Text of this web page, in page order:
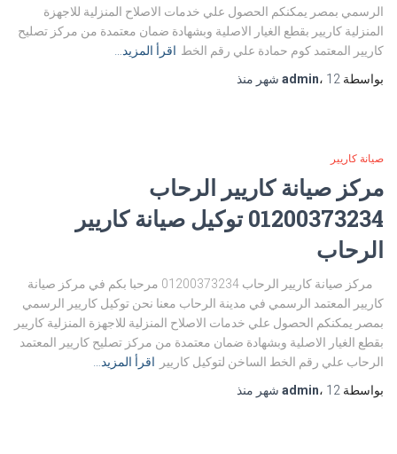
الرسمي بمصر يمكنكم الحصول علي خدمات الاصلاح المنزلية للاجهزة
المنزلية كاريير بقطع الغيار الاصلية وبشهادة ضمان معتمدة من مركز تصليح
كاريير المعتمد كوم حمادة علي رقم الخط اقرأ المزيد…
بواسطة
admin، 12 شهر منذ
صيانة كاريير
مركز صيانة كاريير الرحاب
01200373234 توكيل صيانة كاريير
الرحاب
مركز صيانة كاريير الرحاب 01200373234 مرحبا بكم في مركز صيانة
كاريير المعتمد الرسمي في مدينة الرحاب معنا نحن توكيل كاريير الرسمي
بمصر يمكنكم الحصول علي خدمات الاصلاح المنزلية للاجهزة المنزلية كاريير
بقطع الغيار الاصلية وبشهادة ضمان معتمدة من مركز تصليح كاريير المعتمد
الرحاب علي رقم الخط الساخن لتوكيل كاريير
اقرأ المزيد…
بواسطة
admin، 12 شهر منذ